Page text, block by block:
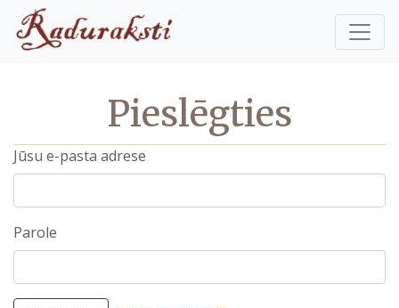
Pieslēgties
Jūsu e-pasta adrese
Parole